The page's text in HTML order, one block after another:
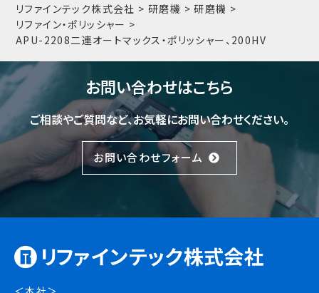
リファインテック株式会社 >研磨機 >研磨機 >
リファイン・ポリッシャー >
APU-2208二連オートマックス・ポリッシャー、200HV
お問い合わせはこちら
ご相談やご質問など、お気軽にお問い合わせください。
お問い合わせフォーム